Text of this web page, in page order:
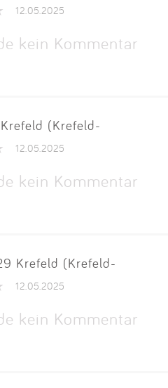
12.05.2025
kein Kommentar
(Krefeld-
12.05.2025
kein Kommentar
Krefeld (Krefeld-
12.05.2025
kein Kommentar